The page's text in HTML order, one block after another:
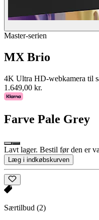
Master-serien
MX Brio
4K Ultra HD-webkamera til
1.649,00 kr.
Farve Pale Grey
Lavt lager. Bestil før den er
Læg i indkøbskurven
Særtilbud (2)